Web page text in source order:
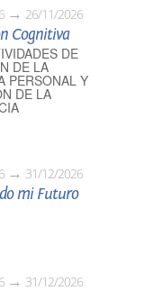
26/11/2026
Cognitiva
DE
DE LA
PERSONAL Y
DE LA
31/12/2026
mi Futuro
31/12/2026